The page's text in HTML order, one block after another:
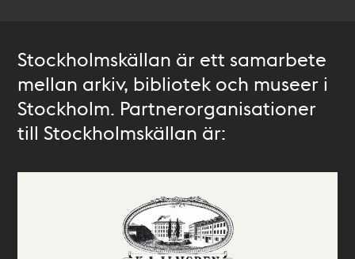
Stockholmskällan är ett samarbete
mellan arkiv, bibliotek och museer i
Stockholm. Partnerorganisationer
till Stockholmskällan är: